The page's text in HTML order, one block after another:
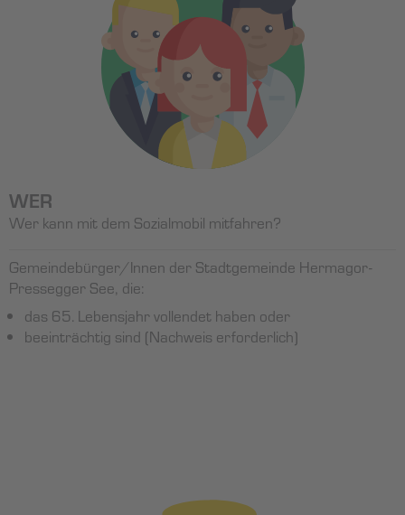
WER
Wer kann mit dem Sozialmobil mitfahren?
Gemeindebürger/Innen der Stadtgemeinde Hermagor-
Pressegger See, die:
das 65. Lebensjahr vollendet haben oder
beeinträchtig sind (Nachweis erforderlich)